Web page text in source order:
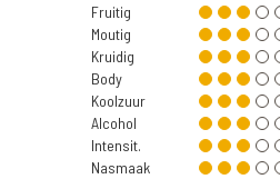
Fruitig
Moutig
Kruidig
Body
Koolzuur
Alcohol
Intensit.
Nasmaak